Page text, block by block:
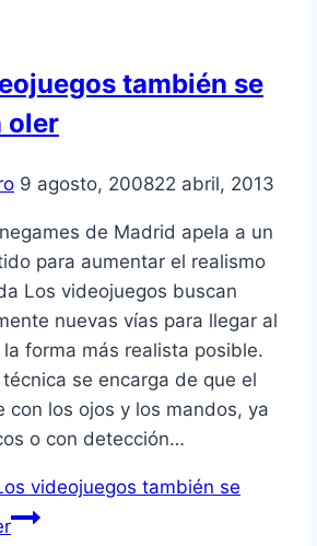
también se
oler
9 agosto, 200822 abril, 2013
de Madrid apela a un
para aumentar el realismo
Los videojuegos buscan
nuevas ví­as para llegar al
forma más realista posible.
se encarga de que el
con los ojos y los mandos, ya
o con detección…
videojuegos también se